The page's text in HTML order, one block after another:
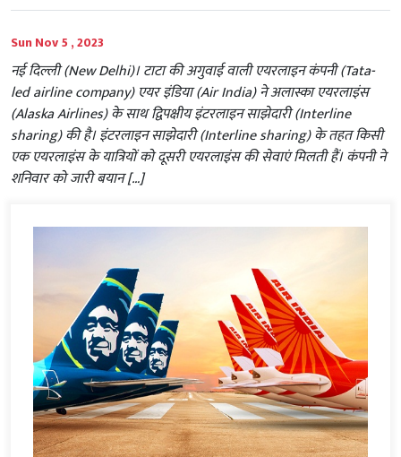
Sun Nov 5 , 2023
नई दिल्ली (New Delhi)। टाटा की अगुवाई वाली एयरलाइन कंपनी (Tata-
led airline company) एयर इंडिया (Air India) ने अलास्का एयरलाइंस
(Alaska Airlines) के साथ द्विपक्षीय इंटरलाइन साझेदारी (Interline
sharing) की है। इंटरलाइन साझेदारी (Interline sharing) के तहत किसी
एक एयरलाइंस के यात्रियों को दूसरी एयरलाइंस की सेवाएं मिलती हैं। कंपनी ने
शनिवार को जारी बयान […]